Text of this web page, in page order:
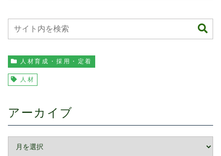
人材育成・採用・定着
人材
アーカイブ